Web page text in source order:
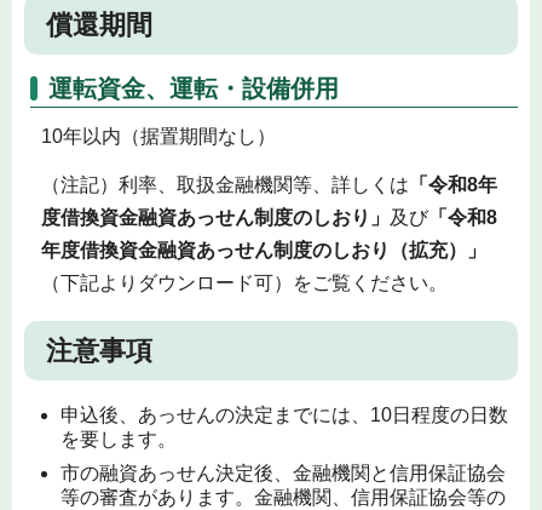
償還期間
運転資金、運転・設備併用
10年以内（据置期間なし）
（注記）利率、取扱金融機関等、詳しくは 「令和8年
度借換資金融資あっせん制度のしおり」 及び「令和8
年度借換資金融資あっせん制度のしおり（拡充）」
（下記よりダウンロード可）をご覧ください。
注意事項
申込後、あっせんの決定までには、10日程度の日数
を要します。
市の融資あっせん決定後、金融機関と信用保証協会
等の審査があります。金融機関、信用保証協会等の